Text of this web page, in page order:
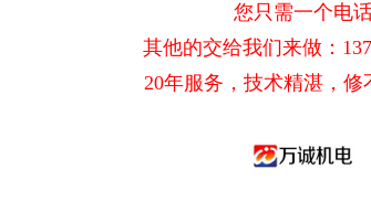
您只需一个电
其他的交给我们来做：
20年服务，技术精湛，修